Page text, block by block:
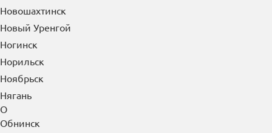
Новошахтинск
Новый Уренгой
Ногинск
Норильск
Ноябрьск
Нягань
О
Обнинск